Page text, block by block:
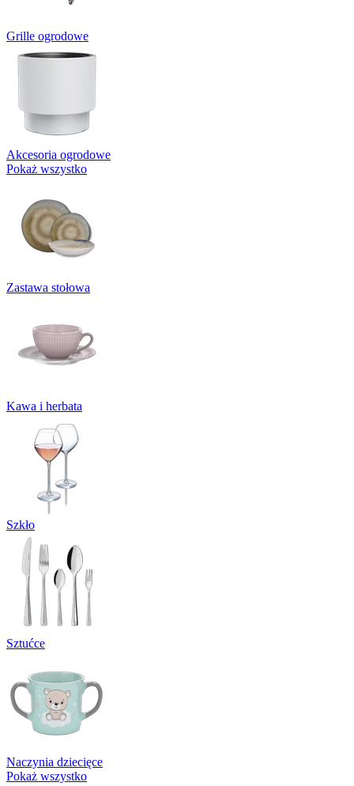
Grille ogrodowe
Akcesoria ogrodowe
Pokaż wszystko
Zastawa stołowa
Kawa i herbata
Szkło
Sztućce
Naczynia dziecięce
Pokaż wszystko